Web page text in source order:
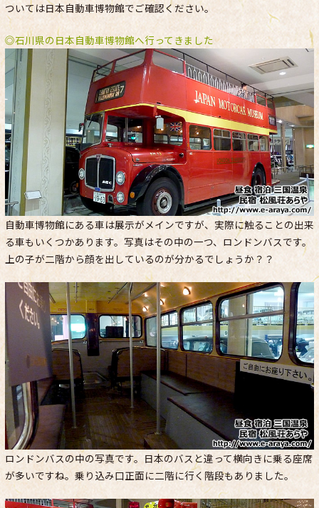
ついては日本自動車博物館でご確認ください。
◎石川県の日本自動車博物館へ行ってきました
自動車博物館にある車は展示がメインですが、実際に触ることの出来
る車もいくつかあります。写真はその中の一つ、ロンドンバスです。
上の子が二階から顔を出しているのが分かるでしょうか？？
ロンドンバスの中の写真です。日本のバスと違って横向きに乗る座席
が多いですね。乗り込み口正面に二階に行く階段もありました。